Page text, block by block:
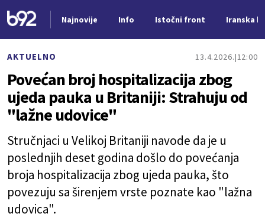
Najnovije Info Istočni front Iranska
AKTUELNO 13.4.2026. 12:00
Povećan broj hospitalizacija zbog
ujeda pauka u Britaniji: Strahuju od
"lažne udovice"
Stručnjaci u Velikoj Britaniji navode da je u
poslednjih deset godina došlo do povećanja
broja hospitalizacija zbog ujeda pauka, što
povezuju sa širenjem vrste poznate kao "lažna
udovica".